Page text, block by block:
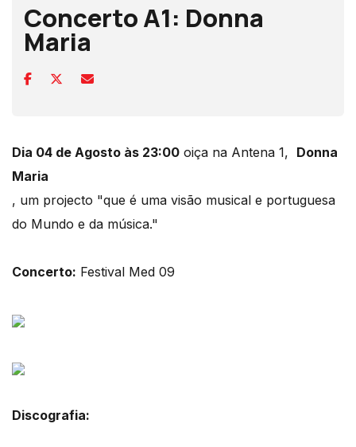
Concerto A1: Donna
Maria
Dia 04 de Agosto às 23:00 oiça na Antena 1, Donna
Maria
, um projecto "que é uma visão musical e portuguesa
do Mundo e da música."
Concerto: Festival Med 09
Discografia: